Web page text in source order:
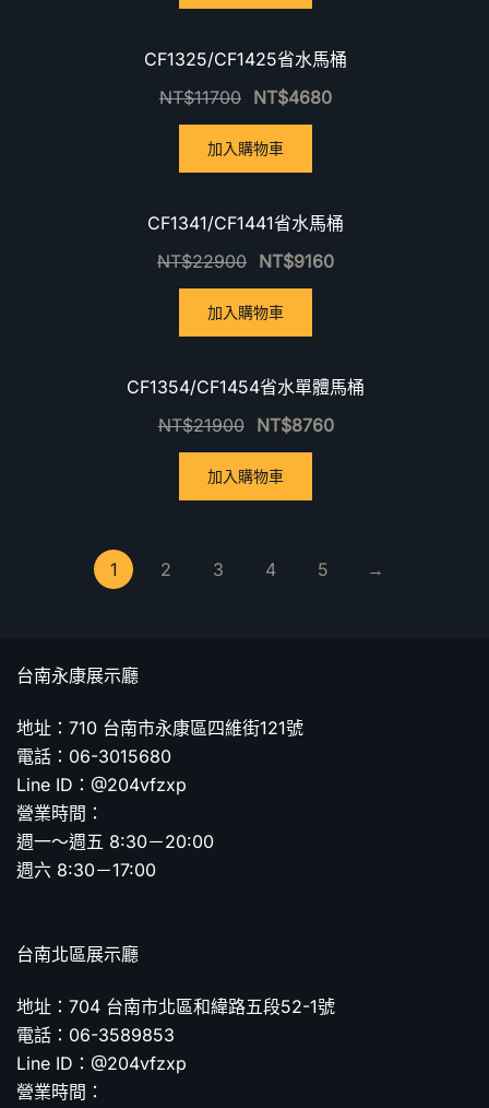
CF1325/CF1425省水馬桶
NT$11700 NT$4680
加入購物車
CF1341/CF1441省水馬桶
NT$22900 NT$9160
加入購物車
CF1354/CF1454省水單體馬桶
NT$21900 NT$8760
加入購物車
1 2 3 4 5 →
台南永康展示廳
地址：710 台南市永康區四維街121號
電話：06-3015680
Line ID：@204vfzxp
營業時間：
週一～週五 8:30－20:00
週六 8:30－17:00
台南北區展示廳
地址：704 台南市北區和緯路五段52-1號
電話：06-3589853
Line ID：@204vfzxp
營業時間：